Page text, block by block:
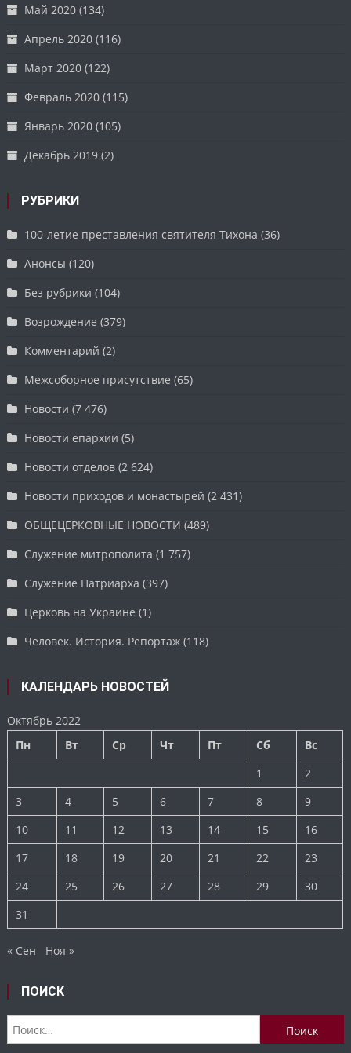
Май 2020 (134)
Апрель 2020 (116)
Март 2020 (122)
Февраль 2020 (115)
Январь 2020 (105)
Декабрь 2019 (2)
РУБРИКИ
100-летие преставления святителя Тихона (36)
Анонсы (120)
Без рубрики (104)
Возрождение (379)
Комментарий (2)
Межсоборное присутствие (65)
Новости (7 476)
Новости епархии (5)
Новости отделов (2 624)
Новости приходов и монастырей (2 431)
ОБЩЕЦЕРКОВНЫЕ НОВОСТИ (489)
Служение митрополита (1 757)
Служение Патриарха (397)
Церковь на Украине (1)
Человек. История. Репортаж (118)
КАЛЕНДАРЬ НОВОСТЕЙ
Октябрь 2022
Пн
Вт Ср Чт Пт Сб
Вс
1
2
3
4 5 6 7 8
9
10
11 12 13 14 15
16
17
18 19 20 21 22
23
24
25 26 27 28 29
30
31
« Сен Ноя »
ПОИСК
Найти: